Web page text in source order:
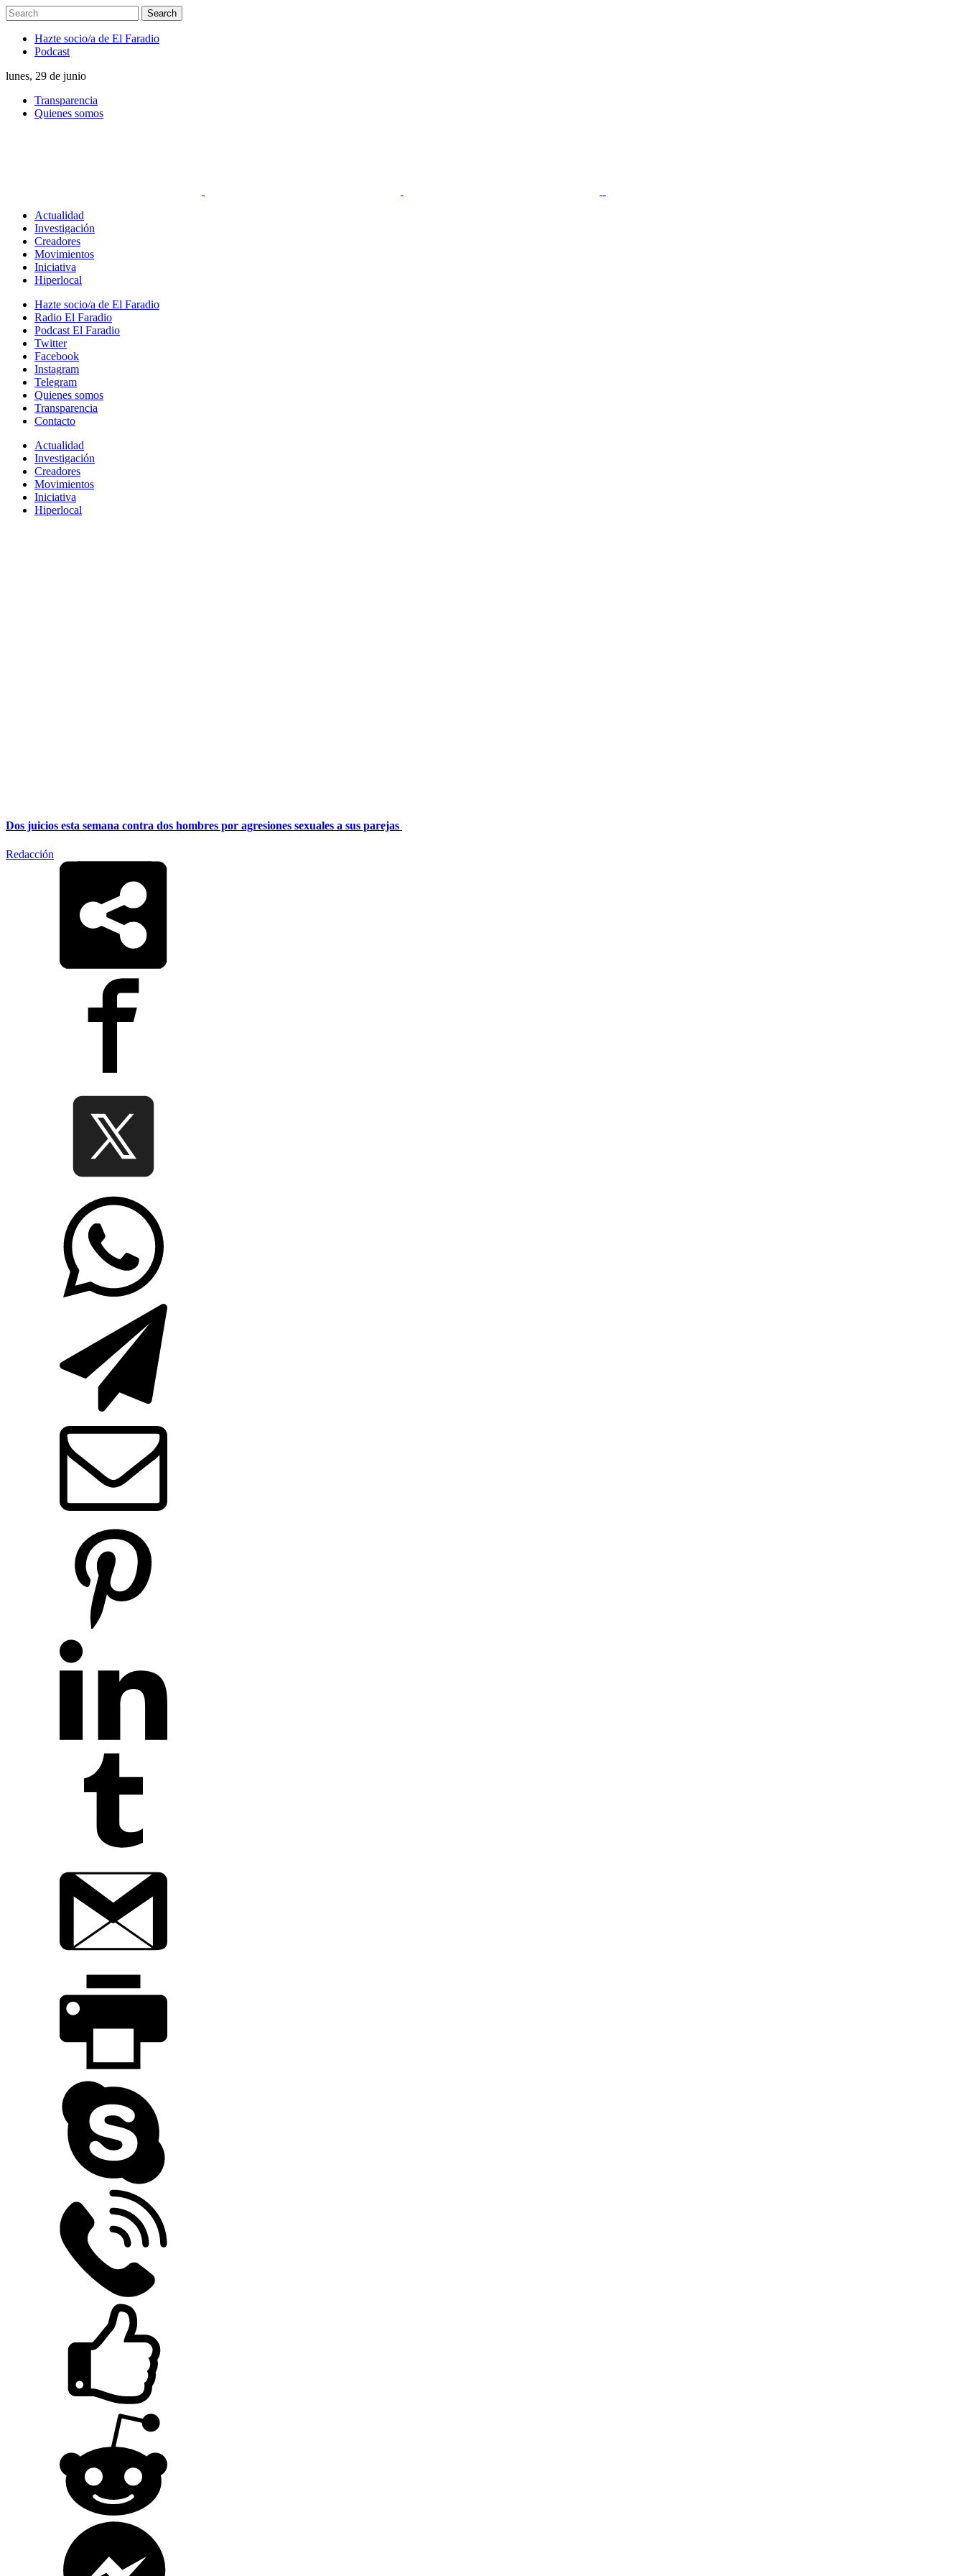
Hazte socio/a de El Faradio
Podcast
lunes, 29 de junio
Transparencia
Quienes somos
Actualidad
Investigación
Creadores
Movimientos
Iniciativa
Hiperlocal
Hazte socio/a de El Faradio
Radio El Faradio
Podcast El Faradio
Twitter
Facebook
Instagram
Telegram
Quienes somos
Transparencia
Contacto
Actualidad
Investigación
Creadores
Movimientos
Iniciativa
Hiperlocal
Dos juicios esta semana contra dos hombres por agresiones sexuales a sus parejas
Redacción